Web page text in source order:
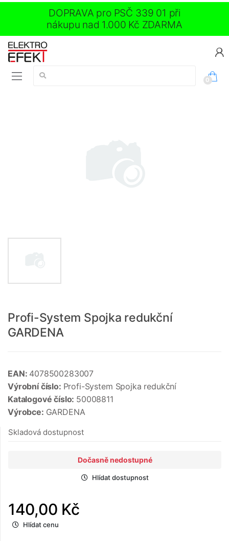
DOPRAVA pro PSČ 339 01 při
nákupu nad 1.000 Kč ZDARMA
Vyhledávání:
0
Profi-System Spojka redukční
GARDENA
EAN: 4078500283007
Výrobní číslo: Profi-System Spojka redukční
Katalogové číslo: 50008811
Výrobce: GARDENA
Skladová dostupnost
Dočasně nedostupné
Hlídat dostupnost
140,00 Kč
Hlídat cenu